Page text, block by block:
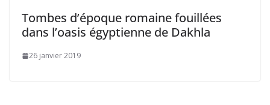
Tombes d’époque romaine fouillées
dans l’oasis égyptienne de Dakhla
26 janvier 2019